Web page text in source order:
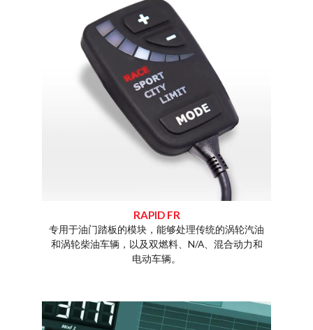
RAPID FR
专用于油门踏板的模块，能够处理传统的涡轮汽油
和涡轮柴油车辆，以及双燃料、N/A、混合动力和
电动车辆。